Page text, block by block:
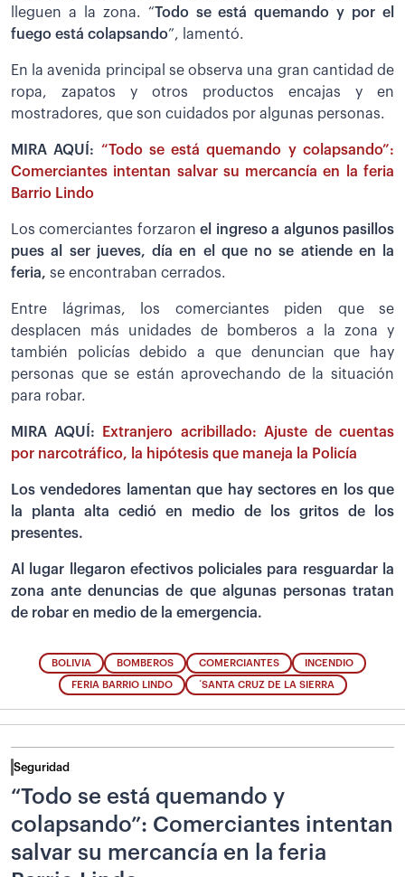
lleguen a la zona. “Todo se está quemando y por el
fuego está colapsando”, lamentó.
En la avenida principal se observa una gran cantidad de
ropa, zapatos y otros productos encajas y en
mostradores, que son cuidados por algunas personas.
MIRA AQUÍ: “Todo se está quemando y colapsando”:
Comerciantes intentan salvar su mercancía en la feria
Barrio Lindo
Los comerciantes forzaronel ingreso a algunos pasillos
pues al ser jueves, día en el que no se atiende en la
feria, se encontraban cerrados.
Entre lágrimas, los comerciantes piden que se
desplacen más unidades de bomberos a la zona y
también policías debido a que denuncian que hay
personas que se están aprovechando de la situación
para robar.
MIRA AQUÍ:
Extranjero acribillado: Ajuste de cuentas
por narcotráfico, la hipótesis que maneja la Policía
Los vendedores lamentan que hay sectores en los que
la planta alta cedió en medio de los gritos de los
presentes.
Al lugar llegaron efectivos policiales para resguardar la
zona ante denuncias de que algunas personas tratan
de robar en medio de la emergencia.
BOLIVIA BOMBEROS COMERCIANTES INCENDIO
FERIA BARRIO LINDO ´SANTA CRUZ DE LA SIERRA
Seguridad
“Todo se está quemando y
colapsando”: Comerciantes intentan
salvar su mercancía en la feria